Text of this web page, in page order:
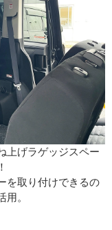
上げラゲッジスペー
を取り付けできるの
。